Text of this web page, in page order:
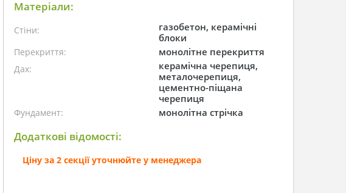
Матеріали:
Стіни:
газобетон, керамічні
блоки
Перекриття: монолітне перекриття
Дах:
керамічна черепиця,
металочерепиця,
цементно-піщана
черепиця
Фундамент: монолітна стрічка
Додаткові відомості:
Ціну за 2 секції уточнюйте у менеджера